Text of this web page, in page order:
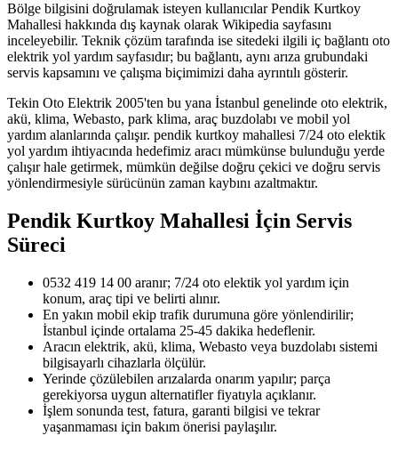
Bölge bilgisini doğrulamak isteyen kullanıcılar Pendik Kurtkoy
Mahallesi hakkında dış kaynak olarak Wikipedia sayfasını
inceleyebilir. Teknik çözüm tarafında ise sitedeki ilgili iç bağlantı oto
elektrik yol yardım sayfasıdır; bu bağlantı, aynı arıza grubundaki
servis kapsamını ve çalışma biçimimizi daha ayrıntılı gösterir.
Tekin Oto Elektrik 2005'ten bu yana İstanbul genelinde oto elektrik,
akü, klima, Webasto, park klima, araç buzdolabı ve mobil yol
yardım alanlarında çalışır. pendik kurtkoy mahallesi 7/24 oto elektik
yol yardım ihtiyacında hedefimiz aracı mümkünse bulunduğu yerde
çalışır hale getirmek, mümkün değilse doğru çekici ve doğru servis
yönlendirmesiyle sürücünün zaman kaybını azaltmaktır.
Pendik Kurtkoy Mahallesi İçin Servis
Süreci
0532 419 14 00 aranır; 7/24 oto elektik yol yardım için
konum, araç tipi ve belirti alınır.
En yakın mobil ekip trafik durumuna göre yönlendirilir;
İstanbul içinde ortalama 25-45 dakika hedeflenir.
Aracın elektrik, akü, klima, Webasto veya buzdolabı sistemi
bilgisayarlı cihazlarla ölçülür.
Yerinde çözülebilen arızalarda onarım yapılır; parça
gerekiyorsa uygun alternatifler fiyatıyla açıklanır.
İşlem sonunda test, fatura, garanti bilgisi ve tekrar
yaşanmaması için bakım önerisi paylaşılır.